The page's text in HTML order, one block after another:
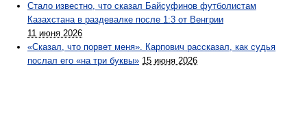
Стало известно, что сказал Байсуфинов футболистам
Казахстана в раздевалке после 1:3 от Венгрии
11 июня 2026
«Сказал, что порвет меня». Карпович рассказал, как судья
послал его «на три буквы» 15 июня 2026